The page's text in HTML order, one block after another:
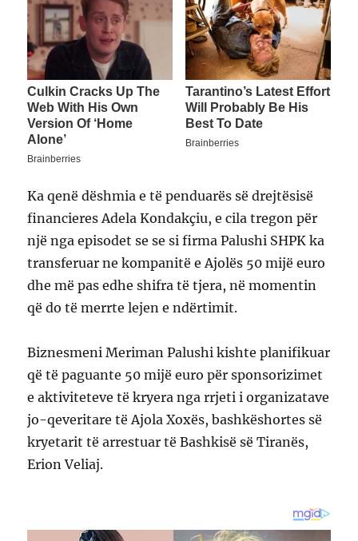
Ka qenë dëshmia e të penduarës së drejtësisë
financieres Adela Kondakçiu, e cila tregon për
një nga episodet se se si firma Palushi SHPK ka
transferuar ne kompanitë e Ajolës 50 mijë euro
dhe më pas edhe shifra të tjera, në momentin
që do të merrte lejen e ndërtimit.
Biznesmeni Meriman Palushi kishte planifikuar
që të paguante 50 mijë euro për sponsorizimet
e aktiviteteve të kryera nga rrjeti i organizatave
jo-qeveritare të Ajola Xoxës, bashkëshortes së
kryetarit të arrestuar të Bashkisë së Tiranës,
Erion Veliaj.